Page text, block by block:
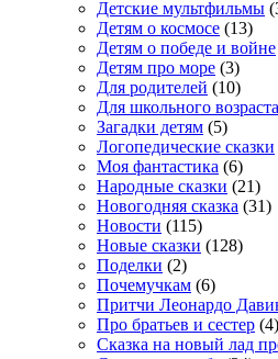
Детские мультфильмы
Детям о космосе (13)
Детям о победе и войне
Детям про море (3)
Для родителей (10)
Для школьного возраста
Загадки детям (5)
Логопедические сказки
Моя фантастика (6)
Народные сказки (21)
Новогодняя сказка (31)
Новости (115)
Новые сказки (128)
Поделки (2)
Почемучкам (6)
Притчи Леонардо
Про братьев и сестер (4)
Сказка на новый лад